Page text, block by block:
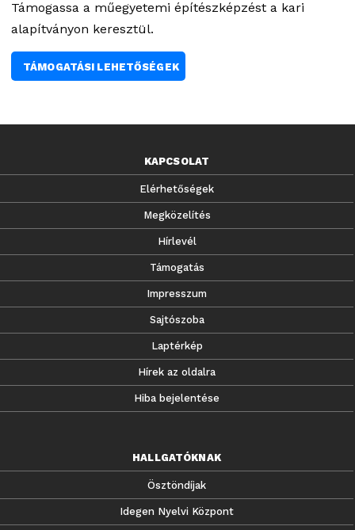
Támogassa a műegyetemi építészképzést a kari
alapítványon keresztül.
TÁMOGATÁSI LEHETŐSÉGEK
KAPCSOLAT
Elérhetőségek
Megközelítés
Hírlevél
Támogatás
Impresszum
Sajtószoba
Laptérkép
Hírek az oldalra
Hiba bejelentése
HALLGATÓKNAK
Ösztöndíjak
Idegen Nyelvi Központ